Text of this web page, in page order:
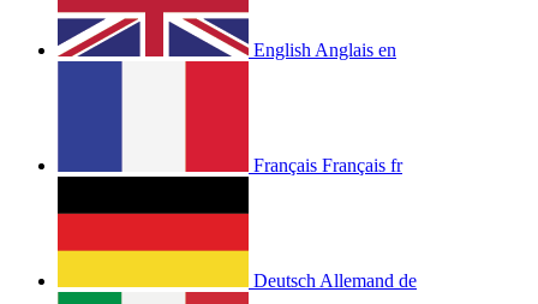
English Anglais en
Français Français fr
Deutsch Allemand de